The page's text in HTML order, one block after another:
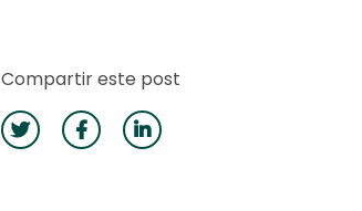
Compartir este post